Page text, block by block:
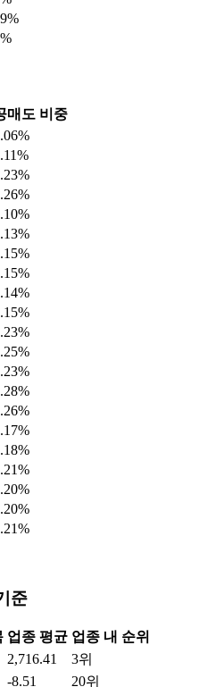
매도 비중
0.18%